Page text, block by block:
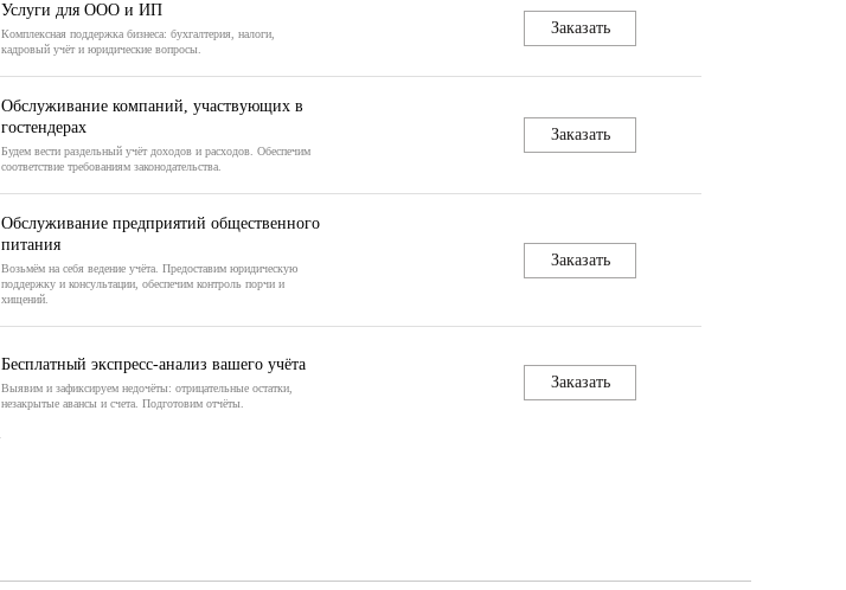
Услуги для ООО и ИП
Комплексная поддержка бизнеса: бухгалтерия, налоги,
кадровый учёт и юридические вопросы.
Заказать
Обслуживание компаний, участвующих в
гостендерах
Будем вести раздельный учёт доходов и расходов. Обеспечим
соответствие требованиям законодательства.
Заказать
Обслуживание предприятий общественного
питания
Возьмём на себя ведение учёта. Предоставим юридическую
поддержку и консультации, обеспечим контроль порчи и
хищений.
Заказать
Бесплатный экспресс-анализ вашего учёта
Выявим и зафиксируем недочёты: отрицательные остатки,
незакрытые авансы и счета. Подготовим отчёты.
Заказать